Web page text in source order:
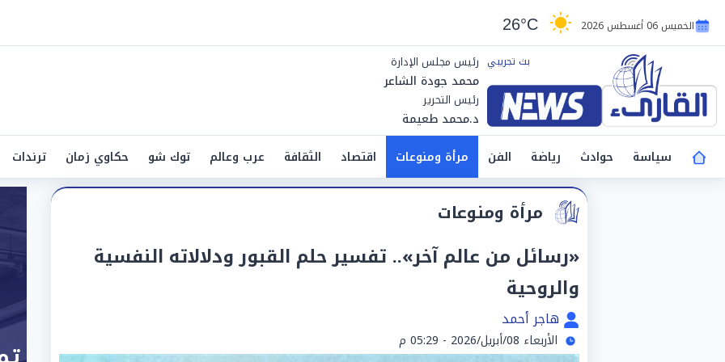
الخميس 06 أغسطس 2026 26°C
رئيس مجلس الإدارة
محمد جودة الشاعر
رئيس التحرير
د.محمد طعيمة
سياسة
حوادث رياضة الفن مرأة ومنوعات اقتصاد الثقافة عرب وعالم توك شو حكاوي زمان ترندات
مرأة ومنوعات
«رسائل من عالم آخر».. تفسير حلم القبور ودلالاته النفسية
والروحية
هاجر أحمد
الأربعاء 08/أبريل/2026 - 05:29 م